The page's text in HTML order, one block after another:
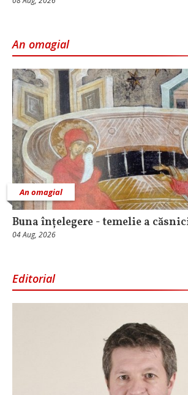
An omagial
An omagial
Buna înțelegere - temelie a
04 Aug, 2026
Editorial